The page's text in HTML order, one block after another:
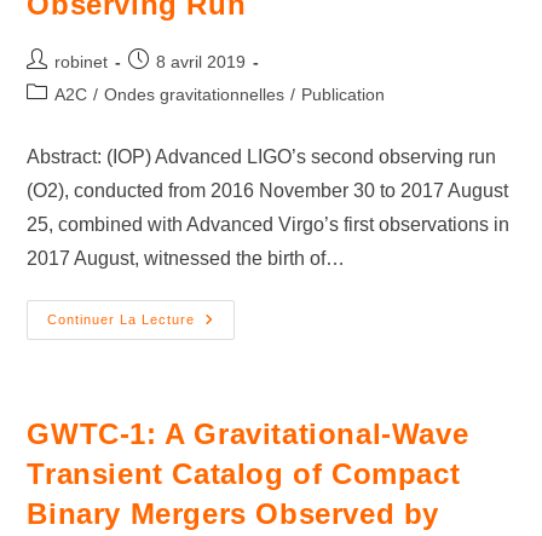
robinet
8 avril 2019
A2C / Ondes gravitationnelles / Publication
Abstract: (IOP) Advanced LIGO’s second observing run
(O2), conducted from 2016 November 30 to 2017 August
25, combined with Advanced Virgo’s first observations in
2017 August, witnessed the birth of…
Continuer La Lecture
GWTC-1: A Gravitational-Wave
Transient Catalog of Compact
Binary Mergers Observed by